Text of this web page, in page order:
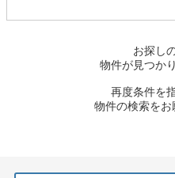
お探し
物件が見つか
再度条件を
物件の検索をお